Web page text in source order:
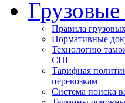
Грузовые
Правила
Нормативные
Технологию
СНГ
Тарифная
перевозкам
Система поиска